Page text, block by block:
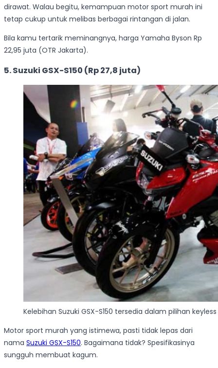
dirawat. Walau begitu, kemampuan motor sport murah ini
tetap cukup untuk melibas berbagai rintangan di jalan.
Bila kamu tertarik meminangnya, harga Yamaha Byson Rp
22,95 juta (OTR Jakarta).
5. Suzuki GSX-S150 (Rp 27,8 juta)
Kelebihan Suzuki GSX-S150 tersedia dalam pilihan
Motor sport murah yang istimewa, pasti tidak lepas dari
nama Suzuki GSX-S150. Bagaimana tidak? Spesifikasinya
sungguh membuat kagum.